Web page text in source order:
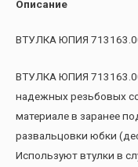
Описание
ВТУЛКА ЮПИЯ
ВТУЛКА ЮПИЯ
надежных резьбовых
материале в заранее
развальцовки юбки
Используют втулки в